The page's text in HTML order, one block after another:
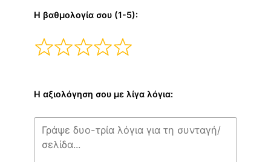
Η βαθμολογία σου (1-5):
Η αξιολόγηση σου με λίγα λόγια: